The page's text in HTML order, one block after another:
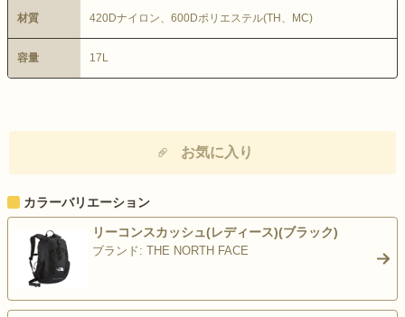
材質 420Dナイロン、600Dポリエステル(TH、MC)
容量 17L
お気に入り
カラーバリエーション
リーコンスカッシュ(レディース)(ブラック)
ブランド: THE NORTH FACE